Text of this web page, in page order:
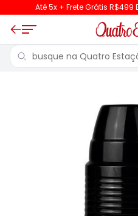
Até 5x + Frete Grátis R$499